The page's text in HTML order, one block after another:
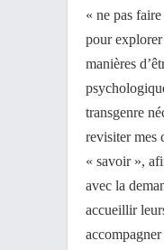
« ne pas
pour
manières
transgenre
revisiter mes
« savoir »,
avec la
accueillir